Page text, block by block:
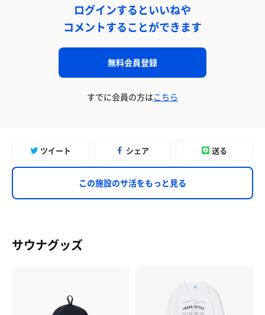
ログインするといいねや
コメントすることができます
無料会員登録
すでに会員の方はこちら
ツイート シェア 送る
この施設のサ活をもっと見る
サウナグッズ